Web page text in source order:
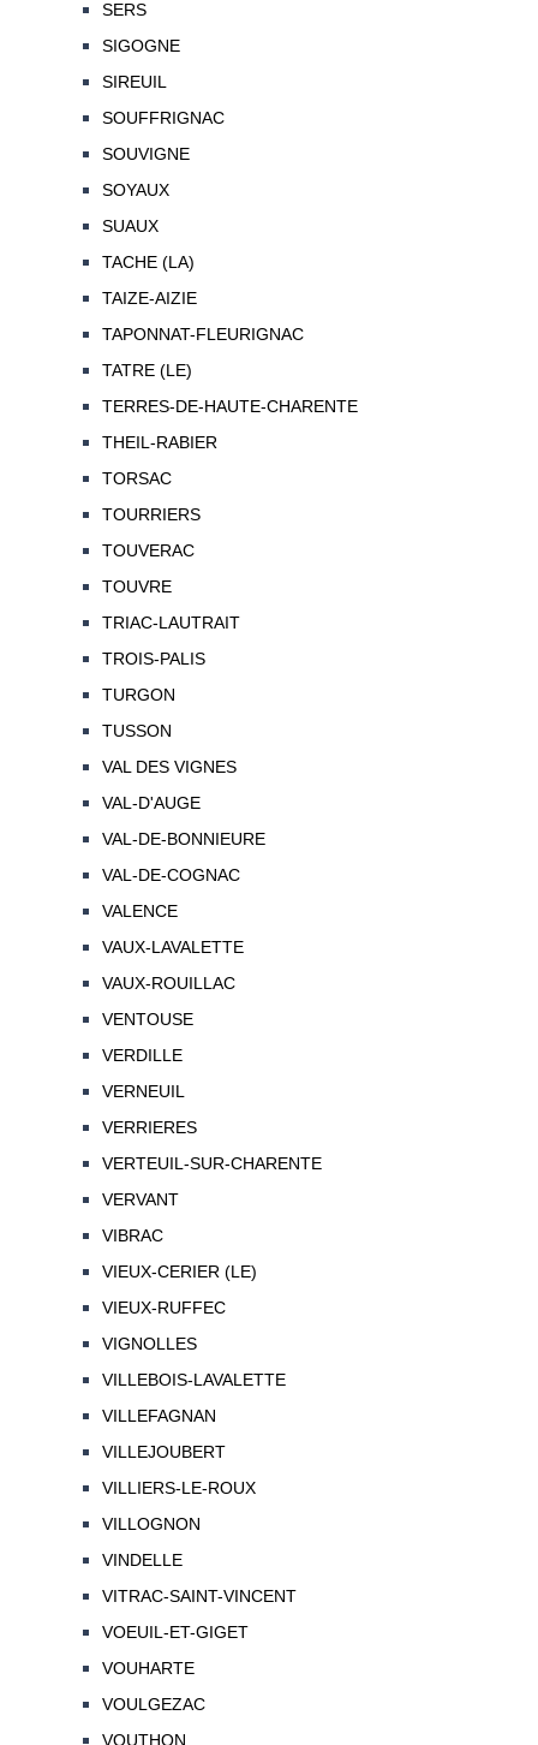
SERS
SIGOGNE
SIREUIL
SOUFFRIGNAC
SOUVIGNE
SOYAUX
SUAUX
TACHE (LA)
TAIZE-AIZIE
TAPONNAT-FLEURIGNAC
TATRE (LE)
TERRES-DE-HAUTE-CHARENTE
THEIL-RABIER
TORSAC
TOURRIERS
TOUVERAC
TOUVRE
TRIAC-LAUTRAIT
TROIS-PALIS
TURGON
TUSSON
VAL DES VIGNES
VAL-D'AUGE
VAL-DE-BONNIEURE
VAL-DE-COGNAC
VALENCE
VAUX-LAVALETTE
VAUX-ROUILLAC
VENTOUSE
VERDILLE
VERNEUIL
VERRIERES
VERTEUIL-SUR-CHARENTE
VERVANT
VIBRAC
VIEUX-CERIER (LE)
VIEUX-RUFFEC
VIGNOLLES
VILLEBOIS-LAVALETTE
VILLEFAGNAN
VILLEJOUBERT
VILLIERS-LE-ROUX
VILLOGNON
VINDELLE
VITRAC-SAINT-VINCENT
VOEUIL-ET-GIGET
VOUHARTE
VOULGEZAC
VOUTHON